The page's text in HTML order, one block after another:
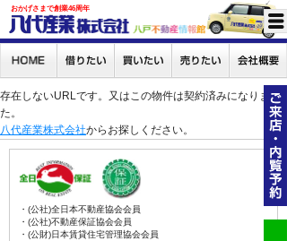
おかげさまで創業46周年
存在しないURLです。又はこの物件は契約済みになりまし
た。
八代産業株式会社からお探しください。
・(公社)全日本不動産協会会員
・(公社)不動産保証協会会員
・(公財)日本賃貸住宅管理協会会員